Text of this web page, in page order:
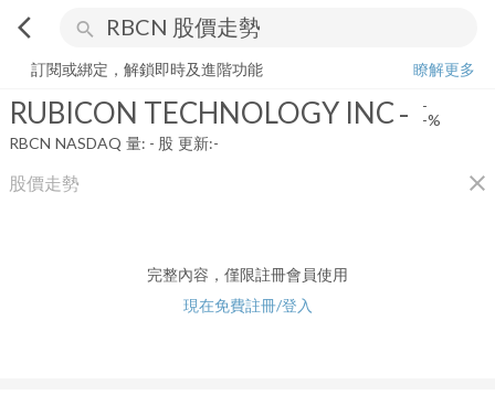
arrow_back_ios search
RUBICON TECHNOLOGY INC - -%
訂閱或綁定，解鎖即時及進階功能
瞭解更多
RUBICON TECHNOLOGY INC- -
-%
RBCN NASDAQ 量: - 股 更新:-
股價走勢 close
完整內容，僅限註冊會員使用
現在免費註冊/登入